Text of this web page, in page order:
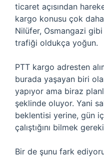
ticaret açısından
kargo konusu çok
Nilüfer, Osmangazi
trafiği oldukça yoğun.
PTT kargo adresten
burada yaşayan biri
yapıyor ama biraz
şeklinde oluyor. Yani
beklentisi yerine, gün
çalıştığını bilmek
Bir de şunu fark